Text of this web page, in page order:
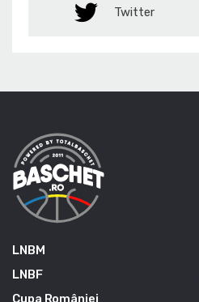
Twitter
LNBM
LNBF
Cupa României